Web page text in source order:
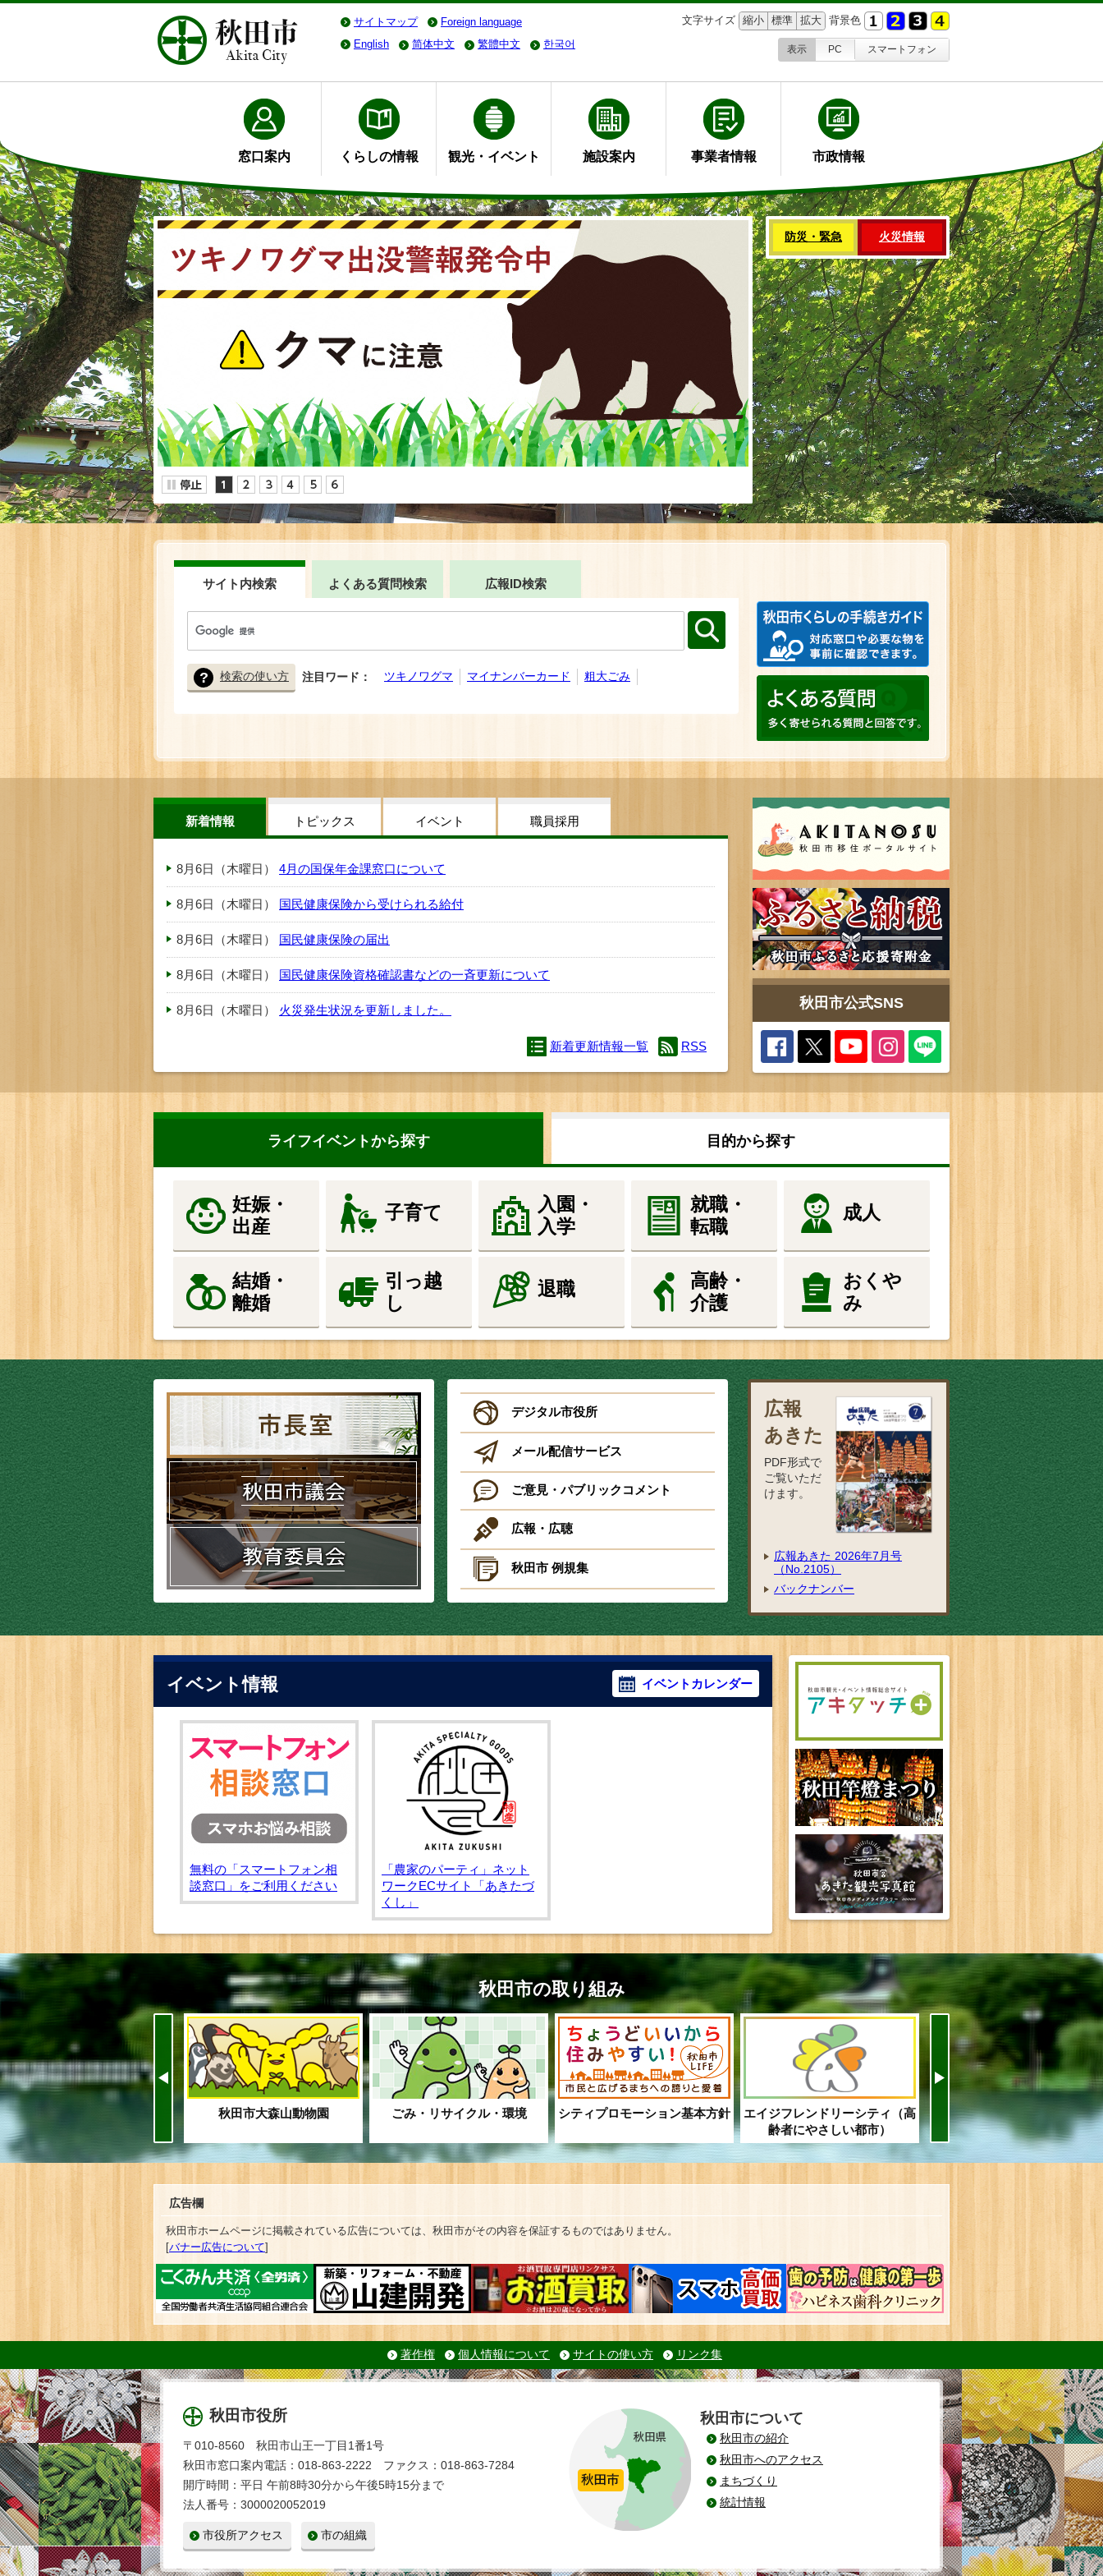
サイトマップ Foreign language 文字サイズ 縮小 標準 拡大 背景色
English
简体中文 繁體中文 한국어 表示 PC スマートフォン
窓口案内 くらしの情報 観光・イベント 施設案内 事業者情報 市政情報
防災・緊急 火災情報
サイト内検索 よくある質問検索 広報ID検索
検索の使い方 注目ワード： ツキノワグマ マイナンバーカード 粗大ごみ
新着情報 トピックス イベント 職員採用
8月6日（木曜日） 4月の国保年金課窓口について
8月6日（木曜日） 国民健康保険から受けられる給付
8月6日（木曜日） 国民健康保険の届出
8月6日（木曜日） 国民健康保険資格確認書などの一斉更新について
8月6日（木曜日） 火災発生状況を更新しました。
新着更新情報一覧 RSS
秋田市公式SNS
ライフイベントから探す 目的から探す
妊娠・
出産
子育て
入園・
入学
就職・
転職
成人
結婚・
離婚
引っ越
し
退職
高齢・
介護
おくや
み
デジタル市役所
メール配信サービス
ご意見・パブリックコメント
広報・広聴
秋田市 例規集
広報
あきた
PDF形式で
ご覧いただ
けます。
広報あきた 2026年7月号
（No.2105）
バックナンバー
イベント情報 イベントカレンダー
無料の「スマートフォン相
談窓口」をご利用ください
「農家のパーティ」ネット
ワークECサイト「あきたづ
くし」
秋田市の取り組み
秋田市大森山動物園 ごみ・リサイクル・環境 シティプロモーション基本方針
エイジフレンドリーシティ（高
齢者にやさしい都市）
秋田市住宅情報ネットワーク
広告欄
秋田市ホームページに掲載されている広告については、秋田市がその内容を保証するものではありません。
[バナー広告について]
著作権 個人情報について サイトの使い方 リンク集
秋田市役所
〒010-8560 秋田市山王一丁目1番1号
秋田市窓口案内電話：018-863-2222 ファクス：018-863-7284
開庁時間：平日 午前8時30分から午後5時15分まで
法人番号：3000020052019
市役所アクセス 市の組織
秋田市について
秋田市の紹介
秋田市へのアクセス
まちづくり
統計情報